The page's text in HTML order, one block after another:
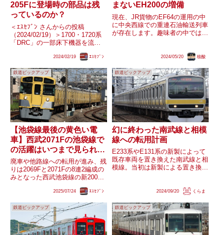
205Fに登場時の部品は残
っているのか？
＜ｴｽｾﾌﾞﾝ さんからの投稿
（2024/02/19）＞1700・1720系
「DRC」の一部床下機器を流用
製造された東武200型。特に
更新扱いで今年で書類上205Fは
車齢...
2024/02/19 ｴｽｾﾌﾞﾝ
まないEH200の増備
現在、JR貨物のEF64の運用の中
に中央西線での重連石油輸送列車
が存在します。趣味者の中では、
の関係でEH級機関車を入線させ
あります。しかし、中央西...
2024/05/20 核酸
鉄道ピックアップ
【池袋線最後の黄色い電
車】西武2071Fの池袋線で
の活躍はいつまで見られ
る？
廃車や他路線への転用が進み、残
りは2069Fと2071Fの8連2編成の
みとなった西武池袋線の新2000
110周年記念トレイン」の茶色塗
装であるため、｢黄色い電車｣と
しては2071Fが最後の1編成とな
っていま...
2025/07/24 ｴｽｾﾌﾞﾝ
鉄道ピックアップ
幻に終わった南武線と相模
線への転用計画
E233系やE131系の新製によって
既存車両を置き換えた南武線と相
模線。当初は新製による置き換え
越線に転用された中央・総武線向
武線や相模線、八...
2024/09/20 くらま
鉄道ピックアップ 鉄道ピックアップ